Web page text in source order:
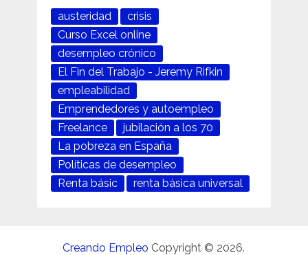
austeridad
crisis
Curso Excel online
desempleo crónico
El Fin del Trabajo - Jeremy Rifkin
empleabilidad
Emprendedores y autoempleo
Freelance
jubilación a los 70
La pobreza en España
Políticas de desempleo
Renta básic
renta básica universal
Creando Empleo Copyright © 2026.